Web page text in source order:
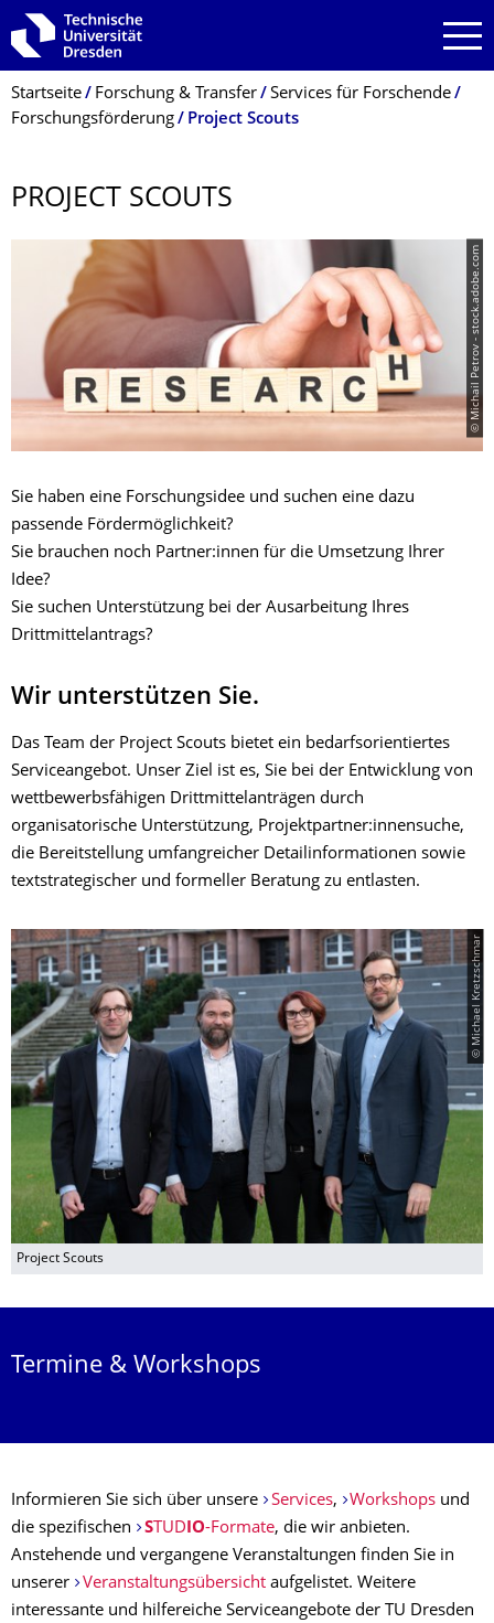
Zur Hauptnavigation springen
Zur Suche springen
Zum Inhalt springen
Breadcrumb-Menü
Startseite Forschung & Transfer
Services für Forschende
Forschungsförderung
Project Scouts
PROJECT SCOUTS
© Michail Petrov - stock.adobe.com
Sie haben eine Forschungsidee und suchen eine dazu
passende Fördermöglichkeit?
Sie brauchen noch Partner:innen für die Umsetzung Ihrer
Idee?
Sie suchen Unterstützung bei der Ausarbeitung Ihres
Drittmittelantrags?
Wir unterstützen Sie.
Das Team der Project Scouts bietet ein bedarfsorientiertes
Serviceangebot. Unser Ziel ist es, Sie bei der Entwicklung von
wettbewerbsfähigen Drittmittelanträgen durch
organisatorische Unterstützung, Projektpartner:innensuche,
die Bereitstellung umfangreicher Detailinformationen sowie
textstrategischer und formeller Beratung zu entlasten.
© Michael Kretzschmar
Project Scouts
Termine & Workshops
Informieren Sie sich über unsere Services, Workshops und
die spezifischen
STUDIO-Formate, die wir anbieten.
Anstehende und vergangene Veranstaltungen finden Sie in
unserer
Veranstaltungsübersichtaufgelistet. Weitere
interessante und hilfereiche Serviceangebote der TU Dresden